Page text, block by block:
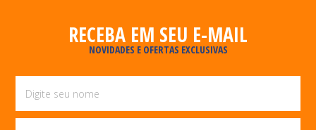
RECEBA EM SEU E-MAIL
NOVIDADES E OFERTAS EXCLUSIVAS